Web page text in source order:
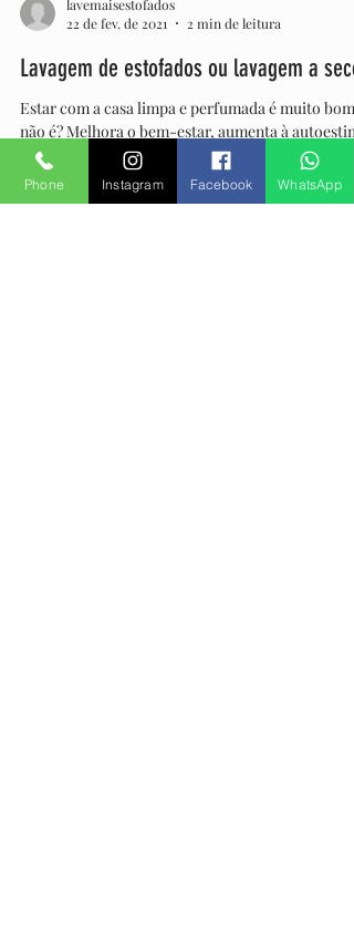
lavemaisestofados
22 de fev. de 2021
2 min de leitura
Lavagem de estofados ou lavagem a seco
Estar com a casa limpa e perfumada é muito bom,
não é? Melhora o bem-estar, aumenta à
Phone Instagram Facebook WhatsApp